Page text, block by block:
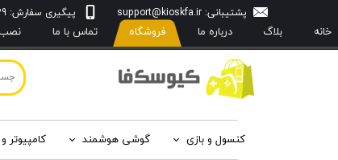
پشتیبانی:support@kioskfa.ir پیگیری سفارش: 09103112129
خانه بلاگ درباره‌ ما فروشگاه تماس با ما نصب
کنسول و بازی گوشی هوشمند کامپیوتر